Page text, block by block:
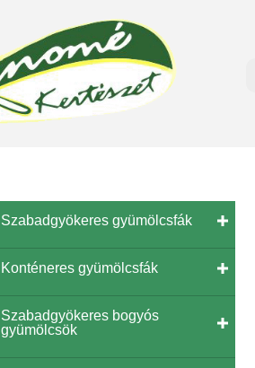
Szabadgyökeres gyümölcsfák
Konténeres gyümölcsfák
Szabadgyökeres bogyós
gyümölcsök